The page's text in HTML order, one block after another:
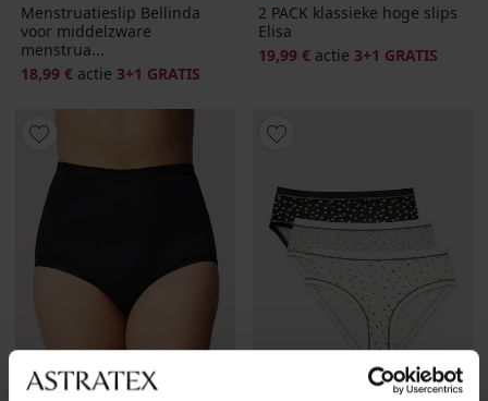
Menstruatieslip Bellinda
voor middelzware
menstrua...
18,99 € actie 3+1 GRATIS
2 PACK klassieke hoge slips
Elisa
19,99 € actie 3+1 GRATIS